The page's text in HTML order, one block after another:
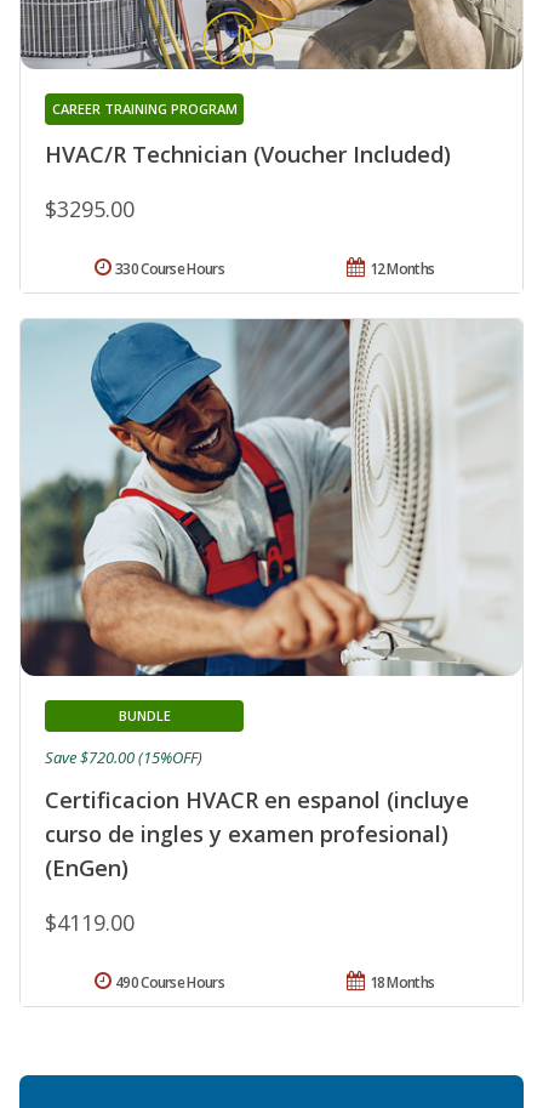
HVAC/R Technician (Voucher Included)
CAREER TRAINING PROGRAM
$3295.00
12 Months
330 Course Hours
Certificacion HVACR en espanol (incluye
curso de ingles y examen profesional)
(EnGen)
BUNDLE
$4119.00
Save $720.00 (15%OFF)
18 Months
490 Course Hours